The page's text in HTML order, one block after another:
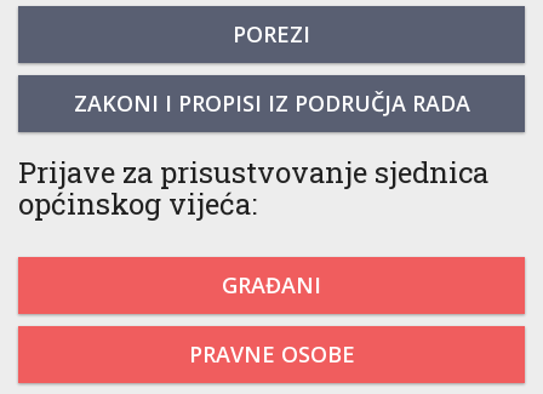
POREZI
ZAKONI I PROPISI IZ PODRUČJA RADA
Prijave za prisustvovanje sjednica
općinskog vijeća:
GRAĐANI
PRAVNE OSOBE